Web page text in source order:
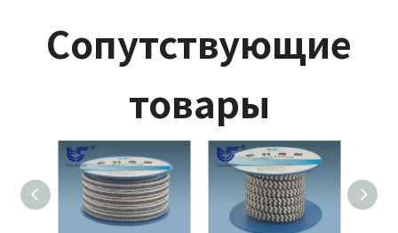
Сопутствующие
товары